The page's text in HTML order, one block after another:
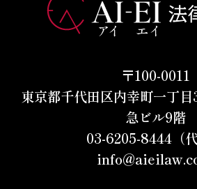
〒100-0011
東京都千代田区内幸町一丁
急ビル9階
03-6205-8444（代